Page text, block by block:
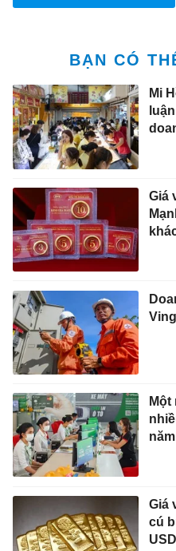
BẠN CÓ
Mi
Giá
Giá
cú